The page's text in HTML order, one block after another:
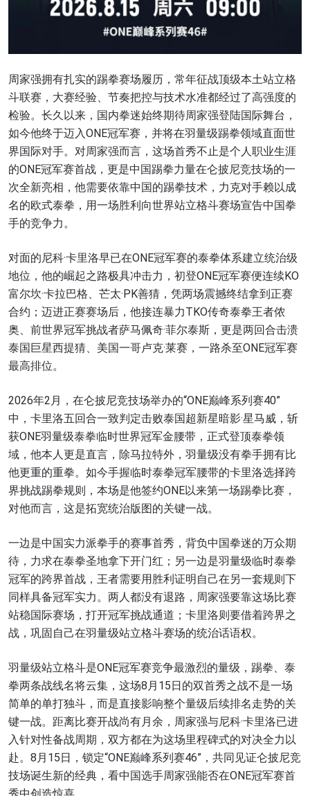
周家强拥有扎实的踢拳赛场履历，常年征战顶级本土站立格
斗联赛，大赛经验、节奏把控与技术水准都经过了高强度的
检验。长久以来，国内拳迷始终期待周家强登陆国际舞台，
如今他终于迈入ONE冠军赛，并将在羽量级踢拳领域直面世
界国际对手。对周家强而言，这场首秀不止是个人职业生涯
的ONE冠军赛首战，更是中国踢拳力量在仑披尼竞技场的一
次全新亮相，他需要依靠中国的踢拳技术，力克对手赖以成
名的欧式泰拳，用一场胜利向世界站立格斗赛场宣告中国拳
手的竞争力。
对面的尼科·卡里洛早已在ONE冠军赛的泰拳体系建立统治级
地位，他的崛起之路极具冲击力，初登ONE冠军赛便连续KO
富尔坎·卡拉巴格、芒太·PK善猜，凭两场震撼终结拿到正赛
合约；迈进正赛赛场后，他接连暴力TKO传奇泰拳王者侬
奥、前世界冠军挑战者萨马佩奇·菲尔泰斯，更是两回合击溃
泰国巨星西提猜、美国一哥卢克·莱赛，一路杀至ONE冠军赛
最高排位。
2026年2月，在仑披尼竞技场举办的“ONE巅峰系列赛40”
中，卡里洛五回合一致判定击败泰国超新星暗影·星马威，斩
获ONE羽量级泰拳临时世界冠军金腰带，正式登顶泰拳领
域，他本人更是直言，除马拉特外，羽量级没有拳手拥有比
他更重的重拳。如今手握临时泰拳冠军腰带的卡里洛选择跨
界挑战踢拳规则，本场是他签约ONE以来第一场踢拳比赛，
对他而言，这是拓宽统治版图的关键一战。
一边是中国实力派拳手的赛事首秀，背负中国拳迷的万众期
待，力求在泰拳圣地拿下开门红；另一边是羽量级临时泰拳
冠军的跨界首战，王者需要用胜利证明自己在另一套规则下
同样具备冠军实力。两人都没有退路，周家强要靠这场比赛
站稳国际赛场，打开冠军挑战通道；卡里洛则要借着跨界之
战，巩固自己在羽量级站立格斗赛场的统治话语权。
羽量级站立格斗是ONE冠军赛竞争最激烈的量级，踢拳、泰
拳两条战线名将云集，这场8月15日的双首秀之战不是一场
简单的单打独斗，而是直接影响整个量级后续排名走势的关
键一战。距离比赛开战尚有月余，周家强与尼科·卡里洛已进
入针对性备战周期，双方都在为这场里程碑式的对决全力以
赴。8月15日，锁定“ONE巅峰系列赛46”，共同见证仑披尼竞
技场诞生新的经典，看中国选手周家强能否在ONE冠军赛首
秀中创造惊喜。